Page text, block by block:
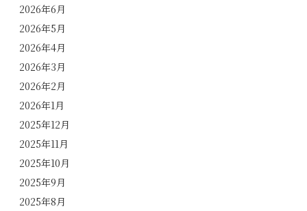
2026年6月
2026年5月
2026年4月
2026年3月
2026年2月
2026年1月
2025年12月
2025年11月
2025年10月
2025年9月
2025年8月